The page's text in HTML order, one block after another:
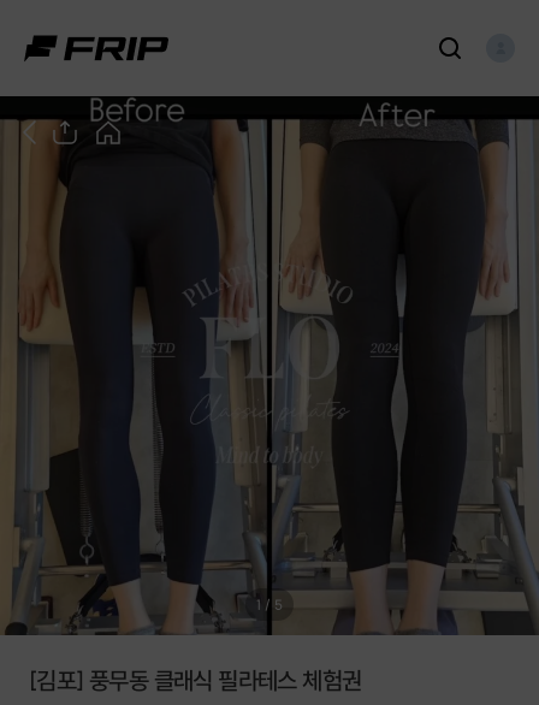
1 / 5
[김포] 풍무동 클래식 필라테스 체험권